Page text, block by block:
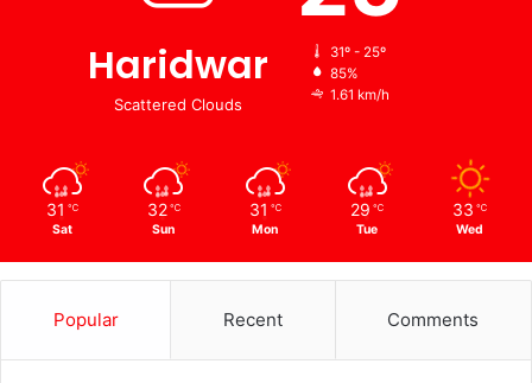
Haridwar
Scattered Clouds
31º - 25º
85%
1.61 km/h
31 ℃
Sat
32 ℃
Sun
31 ℃
Mon
29 ℃
Tue
33 ℃
Wed
Popular Recent Comments